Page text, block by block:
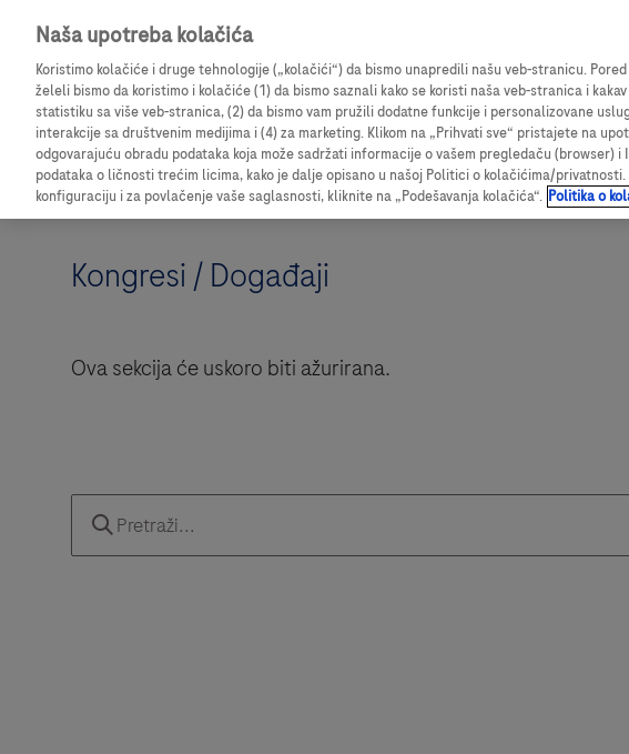
Prijavite se da biste pristupili detaljnim informacijama o proizvodu,
Kongresi / Događaji
Ova sekcija će uskoro biti ažurirana.
Naša upotreba kolačića
Koristimo kolačiće i druge tehnologije („kolačići“) da bismo unapredili našu veb-stranicu.
želeli bismo da koristimo i kolačiće (1) da bismo saznali kako se koristi naša veb-stranica i
statistiku sa više veb-stranica, (2) da bismo vam pružili dodatne funkcije i personalizovane
interakcije sa društvenim medijima i (4) za marketing. Klikom na „Prihvati sve“ pristajete na
odgovarajuću obradu podataka koja može sadržati informacije o vašem pregledaču (browser) i
podataka o ličnosti trećim licima, kako je dalje opisano u našoj Politici o kolačićima/
konfiguraciju i za povlačenje vaše saglasnosti, kliknite na „Podešavanja kolačića“. Politika o